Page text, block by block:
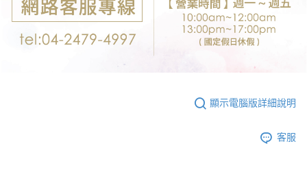
「AFTEE先享後付」，若未經同意申辦者引起之損失，本公司不負相關責
任。
４．使用「AFTEE先享後付」時，將依據個別帳號之用戶狀況，依本公司即
時審查核予不同之上限額度；若仍有額度不足之情形，本公司將視審查結果
５．嚴禁一人註冊多個帳號或使用他人資訊註冊。若發現惡意使用之情形，
顯示電腦版詳細說明
客服